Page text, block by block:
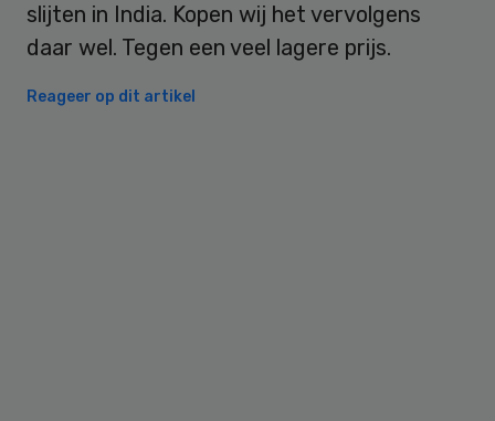
slijten in India. Kopen wij het vervolgens
daar wel. Tegen een veel lagere prijs.
Reageer op dit artikel